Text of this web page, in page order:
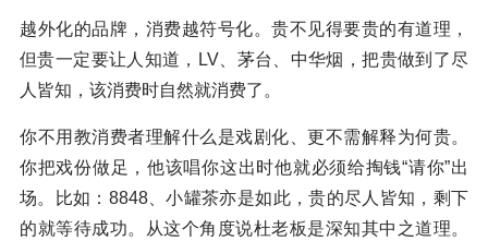
越外化的品牌，消费越符号化。贵不见得要贵的有道理，
但贵一定要让人知道，LV、茅台、中华烟，把贵做到了尽
人皆知，该消费时自然就消费了。
你不用教消费者理解什么是戏剧化、更不需解释为何贵。
你把戏份做足，他该唱你这出时他就必须给掏钱“请你”出
场。比如：8848、小罐茶亦是如此，贵的尽人皆知，剩下
的就等待成功。从这个角度说杜老板是深知其中之道理。